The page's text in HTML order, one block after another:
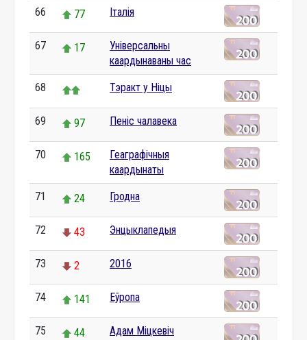
66 77 Італія
67 17
Універсальны
каардынаваны час
68 Тэракт у Ніцы
69 97 Пеніс чалавека
70 165
Геаграфічныя
каардынаты
71 24 Гродна
72 43 Энцыклапедыя
73 2 2016
74 141 Еўропа
75 44 Адам Міцкевіч